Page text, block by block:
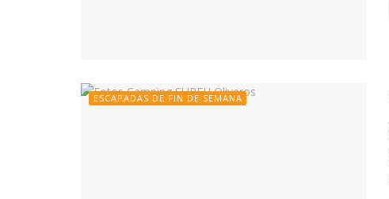
ESCAPADAS DE FIN DE SEMANA